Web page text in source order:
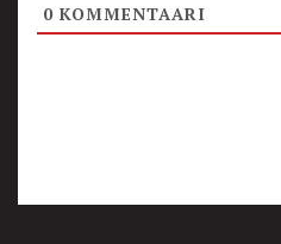
0 KOMMENTAARI